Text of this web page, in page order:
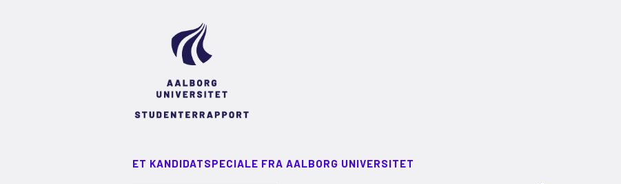
ET KANDIDATSPECIALE FRA AALBORG UNIVERSITET